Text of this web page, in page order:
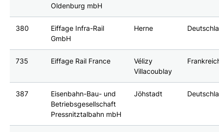
Oldenburg mbH
380
Eiffage Infra-Rail
GmbH
Herne
735 Eiffage Rail France
Vélizy
Villacoublay
387
Eisenbahn-Bau- und
Betriebsgesellschaft
Pressnitztalbahn mbH
Jöhstadt